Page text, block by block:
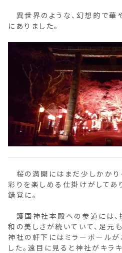
異世界のような、幻想的で華
にありました。
桜の満開にはまだ少しかかり
彩りを楽しめる仕掛けがしてあ
錯覚に。
護国神社本殿への参道には、
和の美しさが続いていて、足元
神社の軒下にはミラーボールが
した。遠目に見ると神社がキラ